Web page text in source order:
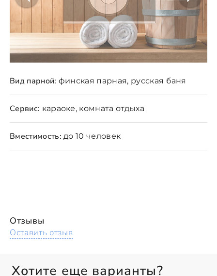
Вид парной: финская парная, русская баня
Сервис: караоке, комната отдыха
Вместимость: до 10 человек
Отзывы
Оставить отзыв
Хотите еще варианты?